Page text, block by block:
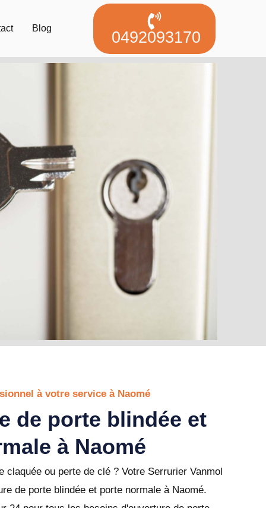
Blog 0492093170
à votre service à Naomé
de porte blindée et
à Naomé
claquée ou perte de clé ? Votre Serrurier Vanmol
de porte blindée et porte normale à Naomé.